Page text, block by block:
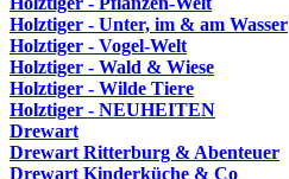
Holztiger - Unter, im & am Wasser
Holztiger - Vogel-Welt
Holztiger - Wald & Wiese
Holztiger - Wilde Tiere
Holztiger - NEUHEITEN
Drewart
Drewart Ritterburg & Abenteuer
Drewart Kinderküche & Co